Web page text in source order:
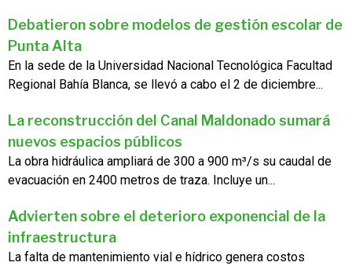
Debatieron sobre modelos de gestión escolar de
Punta Alta
En la sede de la Universidad Nacional Tecnológica Facultad
Regional Bahía Blanca, se llevó a cabo el 2 de diciembre...
La reconstrucción del Canal Maldonado sumará
nuevos espacios públicos
La obra hidráulica ampliará de 300 a 900 m³/s su caudal de
evacuación en 2400 metros de traza. Incluye un...
Advierten sobre el deterioro exponencial de la
infraestructura
La falta de mantenimiento vial e hídrico genera costos